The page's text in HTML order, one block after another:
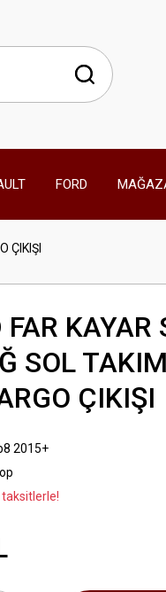
FORD
ÇIKIŞI
FAR KAYAR
SOL
ÇIKIŞI
2015+